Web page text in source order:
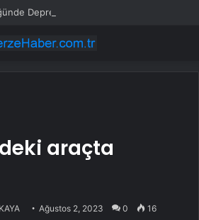
Deprem
araçta
Ağustos 2, 2023 0 16